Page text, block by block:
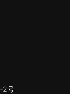
2号